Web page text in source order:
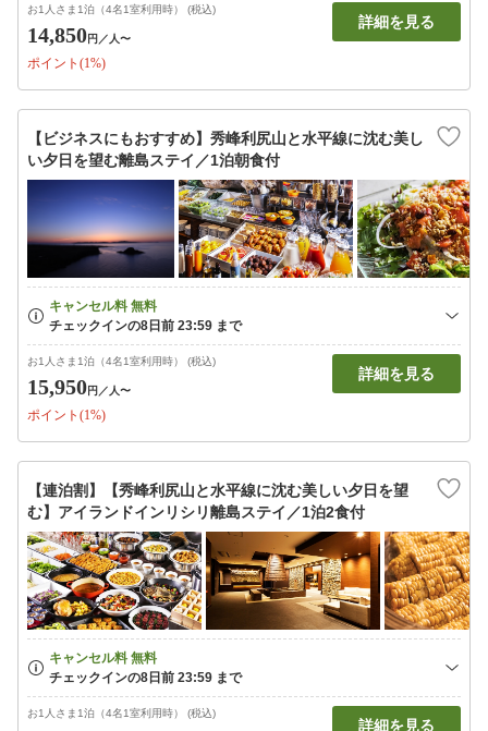
お1人さま1泊（4名1室利用時） (税込)
14,850円 ／人〜
ポイント(1%)
詳細を見る
【ビジネスにもおすすめ】秀峰利尻山と水平線に沈む美し
い夕日を望む離島ステイ／1泊朝食付
お1人さま1泊（4名1室利用時） (税込)
15,950円 ／人〜
ポイント(1%)
詳細を見る
【連泊割】【秀峰利尻山と水平線に沈む美しい夕日を望
む】アイランドインリシリ離島ステイ／1泊2食付
お1人さま1泊（4名1室利用時） (税込)
詳細を見る